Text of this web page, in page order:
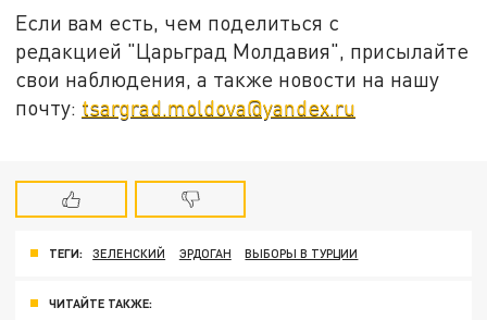
Если вам есть, чем поделиться с
редакцией "Царьград Молдавия", присылайте
свои наблюдения, а также новости на нашу
почту: tsargrad.moldova@yandex.ru
ТЕГИ: ЗЕЛЕНСКИЙ ЭРДОГАН ВЫБОРЫ В ТУРЦИИ
ЧИТАЙТЕ ТАКЖЕ: